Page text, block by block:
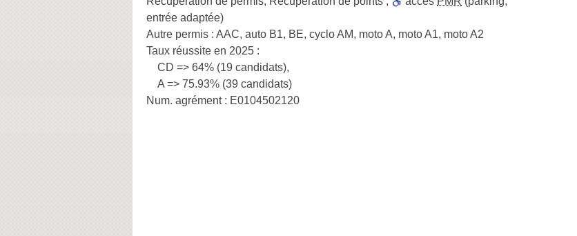
entrée adaptée)
Autre permis : AAC, auto B1, BE, cyclo AM, moto A, moto A1, moto A2
Taux réussite en 2025 :
CD => 64% (19 candidats),
A => 75.93% (39 candidats)
Num. agrément : E0104502120